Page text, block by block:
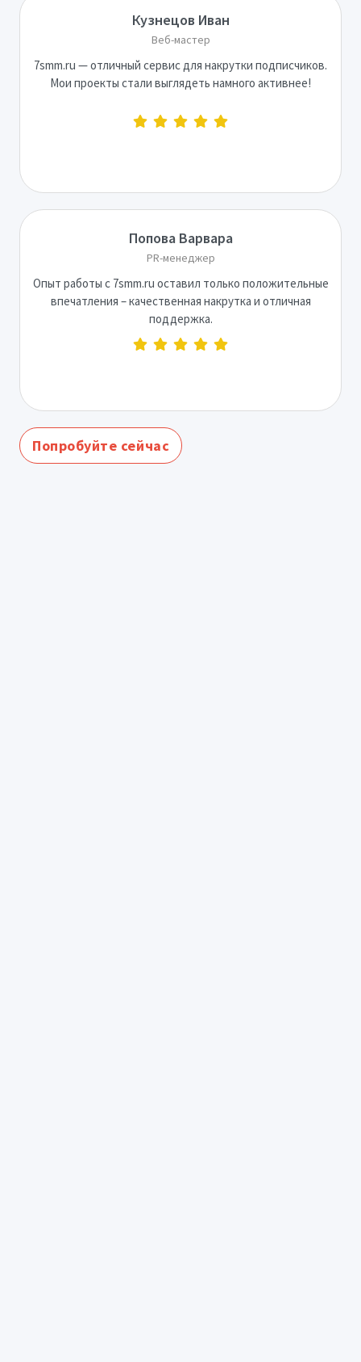
Кузнецов Иван
Веб-мастер
7smm.ru — отличный сервис для накрутки подписчиков.
Мои проекты стали выглядеть намного активнее!
Попова Варвара
PR-менеджер
Опыт работы с 7smm.ru оставил только положительные
впечатления – качественная накрутка и отличная
поддержка.
Попробуйте сейчас